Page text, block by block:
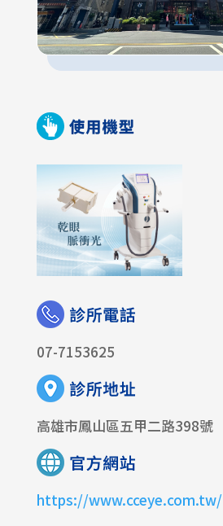
07-7153625
高雄市鳳山區五甲二路398號
https://www.cceye.com.tw/